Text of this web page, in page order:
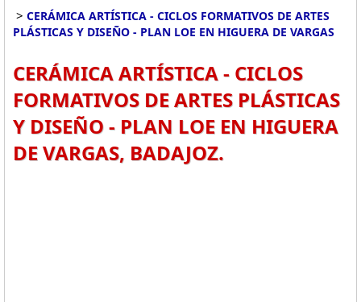
> CERÁMICA ARTÍSTICA - CICLOS FORMATIVOS DE ARTES
PLÁSTICAS Y DISEÑO - PLAN LOE EN HIGUERA DE VARGAS
CERÁMICA ARTÍSTICA - CICLOS
FORMATIVOS DE ARTES PLÁSTICAS
Y DISEÑO - PLAN LOE EN HIGUERA
DE VARGAS, BADAJOZ.